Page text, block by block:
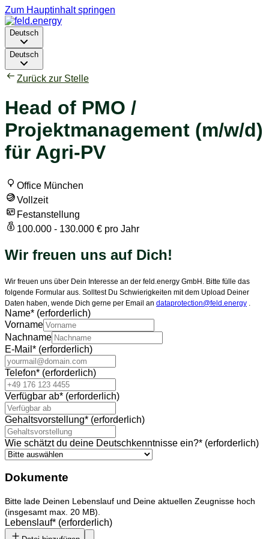
Zum Hauptinhalt springen
Deutsch
Deutsch
Zurück zur Stelle
Head of PMO /
Projektmanagement (m/w/d)
für Agri-PV
Office München
Vollzeit
Festanstellung
100.000 - 130.000 € pro Jahr
Wir freuen uns auf Dich!
Wir freuen uns über Dein Interesse an der feld.energy GmbH. Bitte fülle das
folgende Formular aus. Solltest Du Schwierigkeiten mit dem Upload Deiner
Daten haben, wende Dich gerne per Email an dataprotection@feld.energy
Name* (erforderlich)
Vorname
Nachname
E-Mail * (erforderlich)
Telefon* (erforderlich)
Verfügbar ab* (erforderlich)
Gehaltsvorstellung* (erforderlich)
Wie schätzt du deine Deutschkenntnisse ein?* (erforderlich)
Dokumente
Bitte lade Deinen Lebenslauf und Deine aktuellen Zeugnisse hoch
(insgesamt max. 20 MB).
Lebenslauf* (erforderlich)